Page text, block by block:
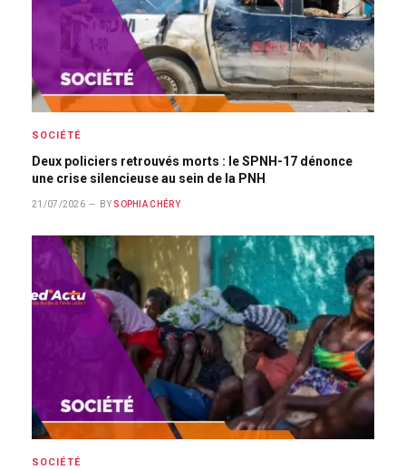
SOCIÉTÉ
Deux policiers retrouvés morts : le SPNH-17 dénonce
une crise silencieuse au sein de la PNH
21/07/2026 BY SOPHIA CHÉRY
SOCIÉTÉ